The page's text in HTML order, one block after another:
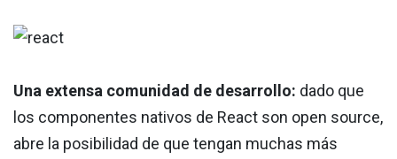
Una extensa comunidad de desarrollo: dado que
los componentes nativos de React son open source,
abre la posibilidad de que tengan muchas más